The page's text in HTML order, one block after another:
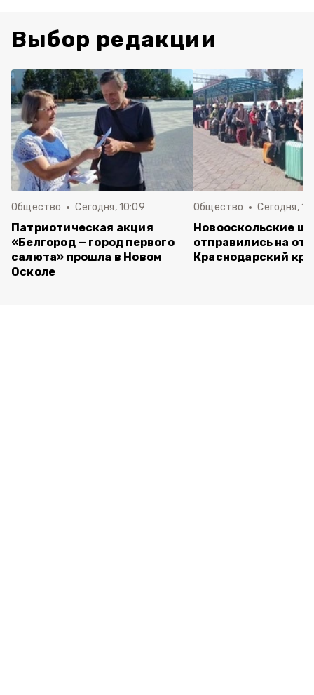
Выбор редакции
Общество Сегодня, 10:09
Патриотическая акция
«Белгород — город первого
салюта» прошла в Новом
Осколе
Общество Сегодня,
Новооскольские
отправились на
Краснодарский